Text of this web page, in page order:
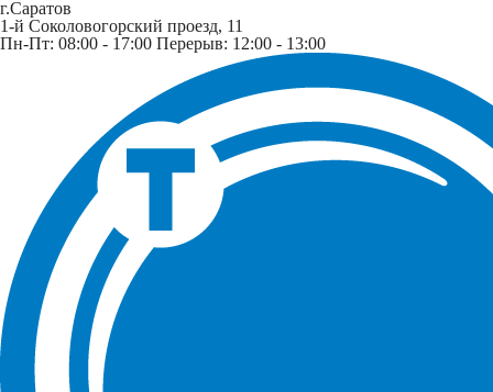
г.Саратов
1-й Соколовогорский проезд, 11
Пн-Пт: 08:00 - 17:00 Перерыв: 12:00 - 13:00